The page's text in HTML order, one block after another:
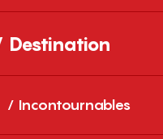
Destination
Incontournables